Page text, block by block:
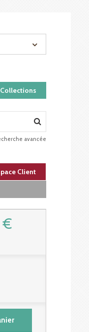
Collections
avancée
Client